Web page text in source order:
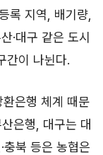
록 지역, 배기량,
·대구 같은 도시
간이 나뉜다.
은행 체계 때문
은행, 대구는 대
충북 등은 농협은